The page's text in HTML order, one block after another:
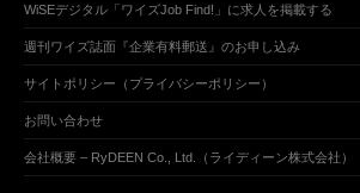
WiSEデジタル「ワイズJob Find!」に求人を掲載する
週刊ワイズ誌面『企業有料郵送』のお申し込み
サイトポリシー（プライバシーポリシー）
お問い合わせ
会社概要 – RyDEEN Co., Ltd.（ライディーン株式会社）